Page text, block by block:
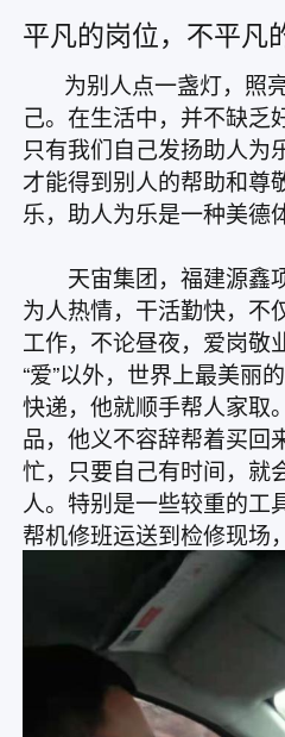
平凡的岗位，不平凡
为别人点一盏灯，照
己。在生活中，并不缺乏
只有我们自己发扬助人为
才能得到别人的帮助和尊
乐，助人为乐是一种美德
天宙集团，福建源鑫项
为人热情，干活勤快，不
工作，不论昼夜，爱岗敬
“爱”以外，世界上最美丽
快递，他就顺手帮人家取
品，他义不容辞帮着买回
忙，只要自己有时间，就
人。特别是一些较重的工
帮机修班运送到检修现场